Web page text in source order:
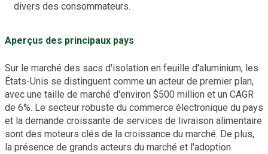
divers des consommateurs.
Aperçus des principaux pays
Sur le marché des sacs d'isolation en feuille d'aluminium, les
États-Unis se distinguent comme un acteur de premier plan,
avec une taille de marché d'environ $500 million et un CAGR
de 6%. Le secteur robuste du commerce électronique du pays
et la demande croissante de services de livraison alimentaire
sont des moteurs clés de la croissance du marché. De plus,
la présence de grands acteurs du marché et l'adoption